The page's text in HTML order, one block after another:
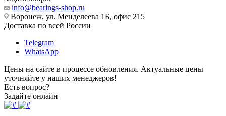
info@bearings-shop.ru
Воронеж, ул. Менделеева 1Б, офис 215
Доставка по всей России
Telegram
WhatsApp
Цены на сайте в процессе обновления. Актуальные цены
уточняйте у наших менеджеров!
Есть вопрос?
Задайте онлайн